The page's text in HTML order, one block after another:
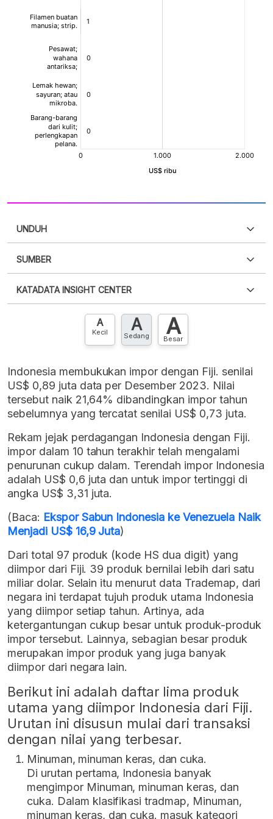
UNDUH
XLS
SUMBER
punya akun?Silakan Daftar sekarang
KATADATA INSIGHT CENTER
Hubungi sekarang »
A
Kecil A
Sedang A
Besar
Indonesia membukukan impor dengan Fiji. senilai
US$ 0,89 juta data per Desember 2023. Nilai
tersebut naik 21,64% dibandingkan impor tahun
sebelumnya yang tercatat senilai US$ 0,73 juta.
Rekam jejak perdagangan Indonesia dengan Fiji.
impor dalam 10 tahun terakhir telah mengalami
penurunan cukup dalam. Terendah impor Indonesia
adalah US$ 0,6 juta dan untuk impor tertinggi di
angka US$ 3,31 juta.
(Baca: Ekspor Sabun Indonesia ke Venezuela Naik
Menjadi US$ 16,9 Juta)
Dari total 97 produk (kode HS dua digit) yang
diimpor dari Fiji. 39 produk bernilai lebih dari satu
miliar dolar. Selain itu menurut data Trademap, dari
negara ini terdapat tujuh produk utama Indonesia
yang diimpor setiap tahun. Artinya, ada
ketergantungan cukup besar untuk produk-produk
impor tersebut. Lainnya, sebagian besar produk
merupakan impor produk yang juga banyak
diimpor dari negara lain.
Berikut ini adalah daftar lima produk
utama yang diimpor Indonesia dari Fiji.
Urutan ini disusun mulai dari transaksi
dengan nilai yang terbesar.
Minuman, minuman keras, dan cuka.
Di urutan pertama, Indonesia banyak
mengimpor Minuman, minuman keras, dan
cuka. Dalam klasifikasi tradmap, Minuman,
minuman keras, dan cuka. masuk kategori